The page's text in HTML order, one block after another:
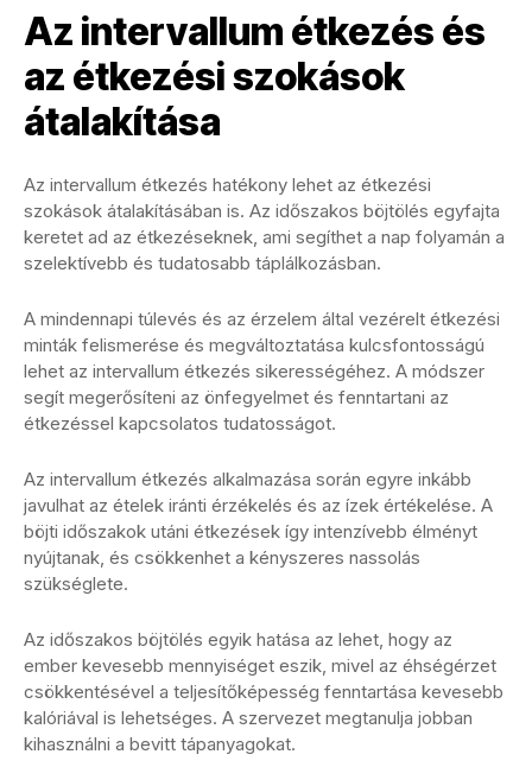
Az intervallum étkezés és
az étkezési szokások
átalakítása
Az intervallum étkezés hatékony lehet az étkezési
szokások átalakításában is. Az időszakos böjtölés egyfajta
keretet ad az étkezéseknek, ami segíthet a nap folyamán a
szelektívebb és tudatosabb táplálkozásban.
A mindennapi túlevés és az érzelem által vezérelt étkezési
minták felismerése és megváltoztatása kulcsfontosságú
lehet az intervallum étkezés sikerességéhez. A módszer
segít megerősíteni az önfegyelmet és fenntartani az
étkezéssel kapcsolatos tudatosságot.
Az intervallum étkezés alkalmazása során egyre inkább
javulhat az ételek iránti érzékelés és az ízek értékelése. A
böjti időszakok utáni étkezések így intenzívebb élményt
nyújtanak, és csökkenhet a kényszeres nassolás
szükséglete.
Az időszakos böjtölés egyik hatása az lehet, hogy az
ember kevesebb mennyiséget eszik, mivel az éhségérzet
csökkentésével a teljesítőképesség fenntartása kevesebb
kalóriával is lehetséges. A szervezet megtanulja jobban
kihasználni a bevitt tápanyagokat.